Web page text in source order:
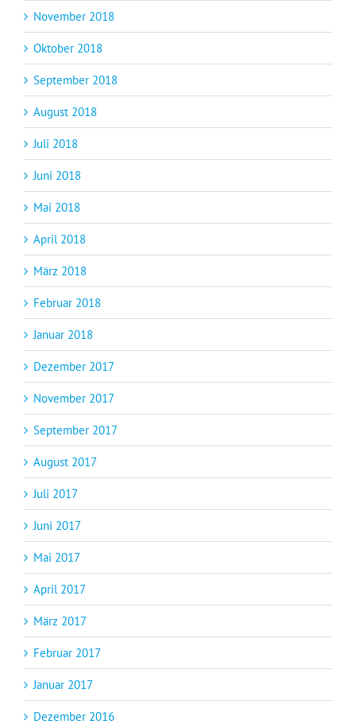
November 2018
Oktober 2018
September 2018
August 2018
Juli 2018
Juni 2018
Mai 2018
April 2018
März 2018
Februar 2018
Januar 2018
Dezember 2017
November 2017
September 2017
August 2017
Juli 2017
Juni 2017
Mai 2017
April 2017
März 2017
Februar 2017
Januar 2017
Dezember 2016